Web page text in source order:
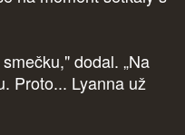
dodal. „Na
Proto... Lyanna už